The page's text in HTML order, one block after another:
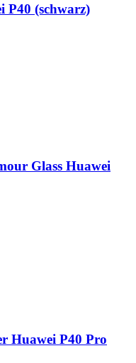
P40 (schwarz)
Glass Huawei
Huawei P40 Pro